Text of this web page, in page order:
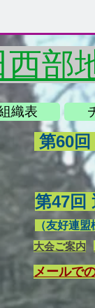
西部
織表
第60回
第47回
（友好連
​大会ご案内
メールで